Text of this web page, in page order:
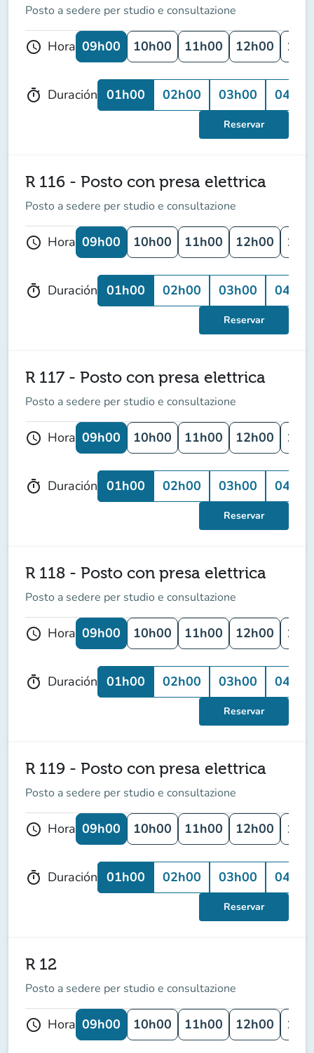
Posto a sedere per studio e consultazione
schedule Hora 09h00 10h00 11h00 12h00
timer Duración 01h00 02h00 03h00 04h00
Reservar
R 116 - Posto con presa elettrica
Posto a sedere per studio e consultazione
schedule Hora 09h00 10h00 11h00 12h00
timer Duración 01h00 02h00 03h00 04h00
Reservar
R 117 - Posto con presa elettrica
Posto a sedere per studio e consultazione
schedule Hora 09h00 10h00 11h00 12h00
timer Duración 01h00 02h00 03h00 04h00
Reservar
R 118 - Posto con presa elettrica
Posto a sedere per studio e consultazione
schedule Hora 09h00 10h00 11h00 12h00
timer Duración 01h00 02h00 03h00 04h00
Reservar
R 119 - Posto con presa elettrica
Posto a sedere per studio e consultazione
schedule Hora 09h00 10h00 11h00 12h00
timer Duración 01h00 02h00 03h00 04h00
Reservar
R 12
Posto a sedere per studio e consultazione
schedule Hora 09h00 10h00 11h00 12h00